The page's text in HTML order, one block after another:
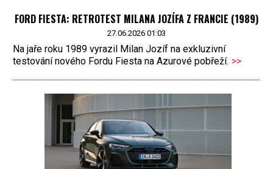
FORD FIESTA: RETROTEST MILANA JOZÍFA Z FRANCIE (1989)
27.06.2026 01:03
Na jaře roku 1989 vyrazil Milan Jozíf na exkluzivní
testování nového Fordu Fiesta na Azurové pobřeží. >>